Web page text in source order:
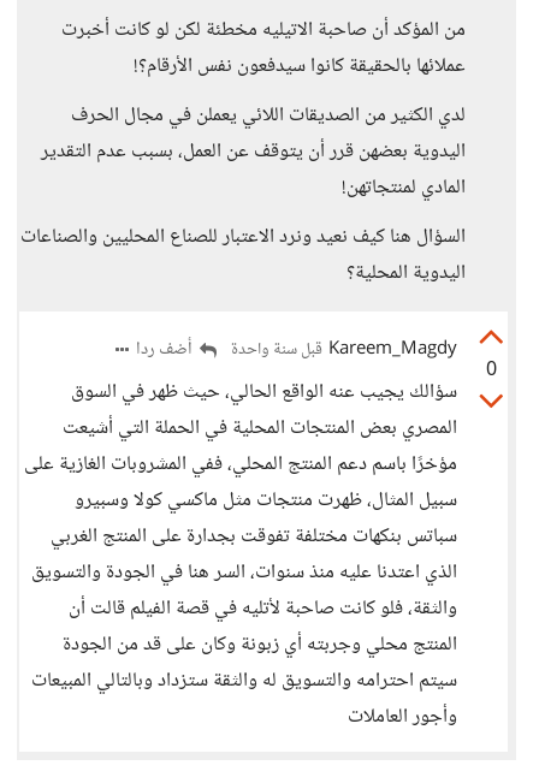
من المؤكد أن صاحبة الاتيليه مخطئة لكن لو كانت أخبرت
عملائها بالحقيقة كانوا سيدفعون نفس الأرقام؟!
لدي الكثير من الصديقات اللائي يعملن في مجال الحرف
اليدوية بعضهن قرر أن يتوقف عن العمل، بسبب عدم التقدير
المادي لمنتجاتهن!
السؤال هنا كيف نعيد ونرد الاعتبار للصناع المحليين والصناعات
اليدوية المحلية؟
0
Kareem_Magdy قبل سنة واحدة أضف ردا
سؤالك يجيب عنه الواقع الحالي، حيث ظهر في السوق
المصري بعض المنتجات المحلية في الحملة التي أشيعت
مؤخرًا باسم دعم المنتج المحلي، ففي المشروبات الغازية على
سبيل المثال، ظهرت منتجات مثل ماكسي كولا وسبيرو
سباتس بنكهات مختلفة تفوقت بجدارة على المنتج الغربي
الذي اعتدنا عليه منذ سنوات، السر هنا في الجودة والتسويق
والثقة، فلو كانت صاحبة لأتليه في قصة الفيلم قالت أن
المنتج محلي وجربته أي زبونة وكان على قد من الجودة
سيتم احترامه والتسويق له والثقة ستزداد وبالتالي المبيعات
وأجور العاملات